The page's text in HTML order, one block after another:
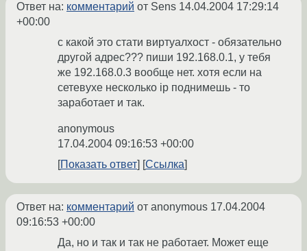
Ответ на: комментарий от Sens 14.04.2004 17:29:14
+00:00
с какой это стати виртуалхост - обязательно
другой адрес??? пиши 192.168.0.1, у тебя
же 192.168.0.3 вообще нет. хотя если на
сетевухе несколько ip поднимешь - то
заработает и так.
anonymous
17.04.2004 09:16:53 +00:00
Показать ответ
Ссылка
Ответ на: комментарий от anonymous 17.04.2004
09:16:53 +00:00
Да, но и так и так не работает. Может еще